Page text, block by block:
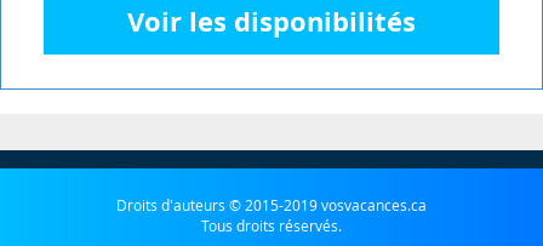
Voir les disponibilités
Droits d'auteurs © 2015-2019 vosvacances.ca
Tous droits réservés.